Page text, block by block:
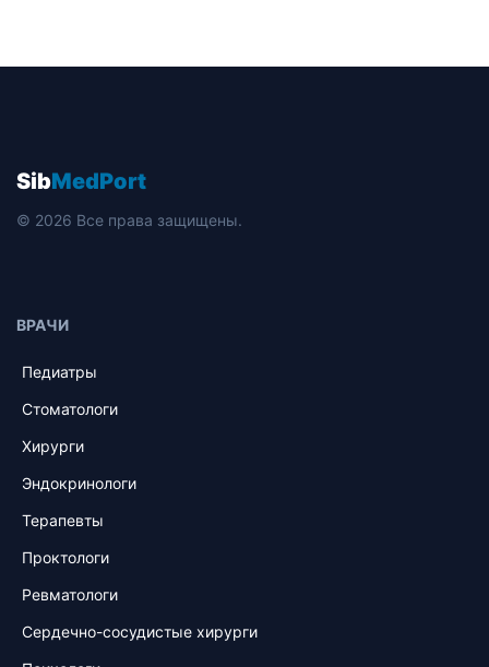
SibMedPort
© 2026 Все права защищены.
ВРАЧИ
Педиатры
Стоматологи
Хирурги
Эндокринологи
Терапевты
Проктологи
Ревматологи
Сердечно-сосудистые хирурги